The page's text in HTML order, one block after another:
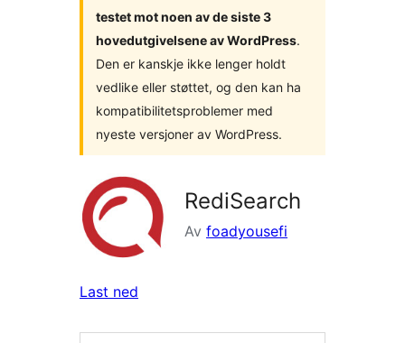
testet mot noen av de siste 3
hovedutgivelsene av WordPress.
Den er kanskje ikke lenger holdt
vedlike eller støttet, og den kan ha
kompatibilitetsproblemer med
nyeste versjoner av WordPress.
RediSearch
Av foadyousefi
Last ned